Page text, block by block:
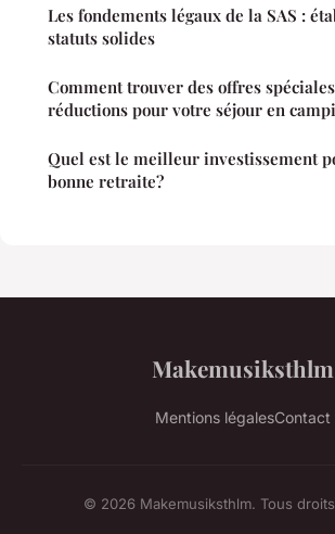
Les fondements légaux de la SAS :
statuts solides
Comment trouver des offres
réductions pour votre séjour en
Quel est le meilleur investissement
bonne retraite?
Makemusiksthlm
Mentions légalesContact
© 2026 Makemusiksthlm. Tous